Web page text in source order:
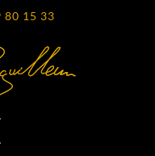
80 15 33